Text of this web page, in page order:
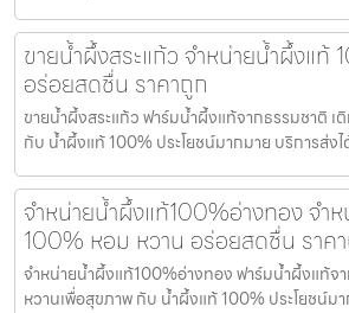
ขายน้ำผึ้งสระแก้ว จำหน่ายน้ำผึ้งแท้
อร่อยสดชื่น ราคาถูก
ขายน้ำผึ้งสระแก้ว ฟาร์มน้ำผึ้งแท้จากธรรมชาติ เ
กับ น้ำผึ้งแท้ 100% ประโยชน์มากมาย บริการส่ง
จำหน่ายน้ำผึ้งแท้100%อ่างทอง จำ
100% หอม หวาน อร่อยสดชื่น ราค
จำหน่ายน้ำผึ้งแท้100%อ่างทอง ฟาร์มน้ำผึ้งแท้จ
หวานเพื่อสุขภาพ กับ น้ำผึ้งแท้ 100% ประโยชน์ม